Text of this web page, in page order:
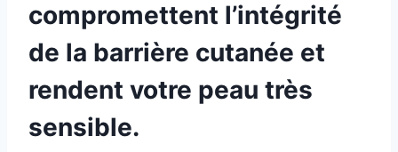
compromettent l’intégrité
de la barrière cutanée et
rendent votre peau très
sensible.